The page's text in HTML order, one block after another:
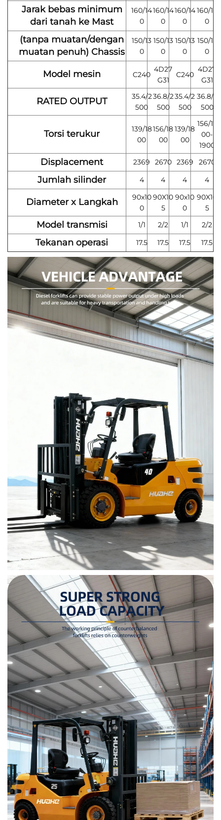
Jarak bebas minimum
dari tanah ke Mast
160/14
0
160/14
0
160/14
0
160/14
0
(tanpa muatan/dengan
muatan penuh) Chassis
150/13
0
150/13
0
150/13
0
150/13
0
Model mesin C240
4D27
G31
C240
4D27
G31
RATED OUTPUT
35.4/2
500
36.8/2
500
35.4/2
500
36.8/2
500
Torsi terukur
139/18
00
156/18
00
139/18
00
156/17
00-
1900
Displacement 2369 2670 2369 2670
Jumlah silinder 4 4 4 4
Diameter x Langkah
90x10
0
90X10
5
90x10
0
90X10
5
Model transmisi 1/1 2/2 1/1 2/2
Tekanan operasi 17.5 17.5 17.5 17.5